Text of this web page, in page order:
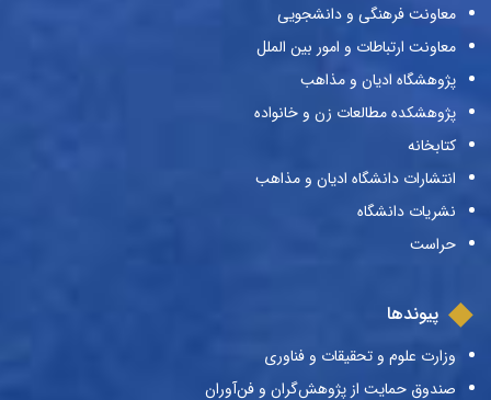
معاونت فرهنگی و دانشجویی
معاونت ارتباطات و امور بین الملل
پژوهشگاه ادیان و مذاهب
پژوهشکده مطالعات زن و خانواده
کتابخانه
انتشارات دانشگاه ادیان و مذاهب
نشریات دانشگاه
حراست
پیوندها
وزارت علوم و تحقیقات و فناوری
صندوق حمایت از پژوهش‌گران و فن‌آوران